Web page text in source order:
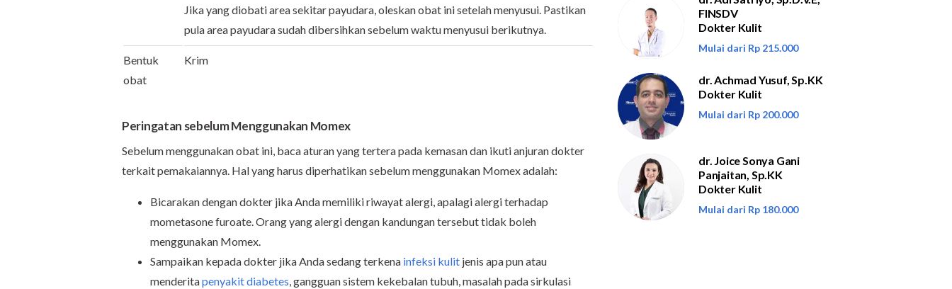
Jika yang diobati area sekitar payudara, oleskan obat ini setelah menyusui. Pastikan
pula area payudara sudah dibersihkan sebelum waktu menyusui berikutnya.
Bentuk
obat
Krim
Peringatan sebelum Menggunakan Momex
Sebelum menggunakan obat ini, baca aturan yang tertera pada kemasan dan ikuti anjuran dokter
terkait pemakaiannya. Hal yang harus diperhatikan sebelum menggunakan Momex adalah:
Bicarakan dengan dokter jika Anda memiliki riwayat alergi, apalagi alergi terhadap
mometasone furoate. Orang yang alergi dengan kandungan tersebut tidak boleh
menggunakan Momex.
Sampaikan kepada dokter jika Anda sedang terkena infeksi kulit jenis apa pun atau
menderitapenyakit diabetes, gangguan sistem kekebalan tubuh, masalah pada sirkulasi